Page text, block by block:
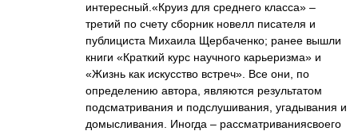
интересный.«Круиз для среднего класса» –
третий по счету сборник новелл писателя и
публициста Михаила Щербаченко; ранее вышли
книги «Краткий курс научного карьеризма» и
«Жизнь как искусство встреч». Все они, по
определению автора, являются результатом
подсматривания и подслушивания, угадывания и
домысливания. Иногда – рассматриваниясвоего